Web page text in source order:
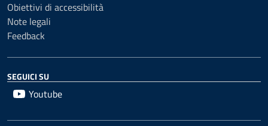
Obiettivi di accessibilità
Note legali
Feedback
SEGUICI SU
Youtube